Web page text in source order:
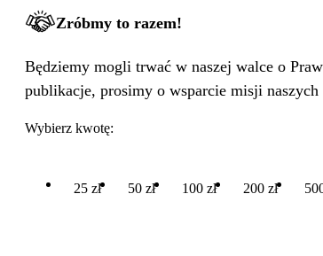
Zróbmy to razem!
Będziemy mogli trwać w naszej walce o
publikacje, prosimy o wsparcie misji naszych
Wybierz kwotę:
25 zł 50 zł 100 zł 200 zł